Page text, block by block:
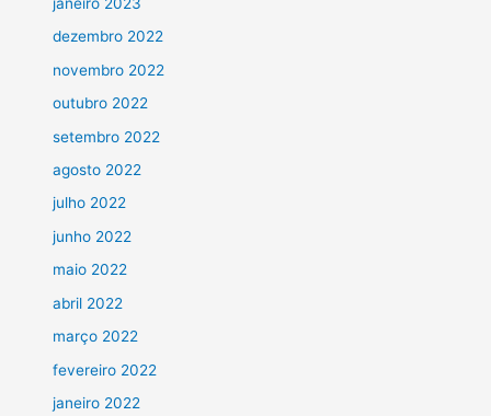
dezembro 2022
novembro 2022
outubro 2022
setembro 2022
agosto 2022
julho 2022
junho 2022
maio 2022
abril 2022
março 2022
fevereiro 2022
janeiro 2022